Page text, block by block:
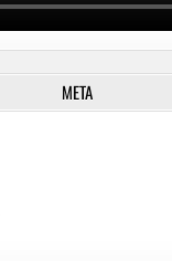
META